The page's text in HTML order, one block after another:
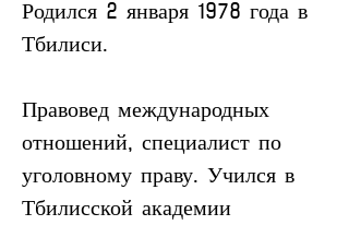
Родился 2 января 1978 года в
Тбилиси.
Правовед международных
отношений, специалист по
уголовному праву. Учился в
Тбилисской академии